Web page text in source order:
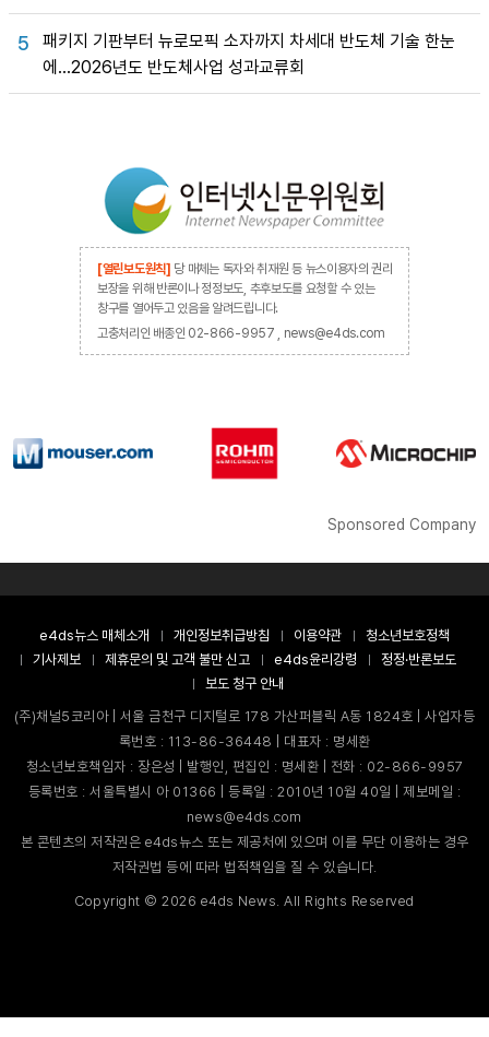
5
패키지 기판부터 뉴로모픽 소자까지 차세대 반도체 기술 한눈
에…2026년도 반도체사업 성과교류회
[열린보도원칙] 당 매체는 독자와 취재원 등 뉴스이용자의 권리
보장을 위해 반론이나 정정보도, 추후보도를 요청할 수 있는
창구를 열어두고 있음을 알려드립니다.
고충처리인 배종인 02-866-9957 , news@e4ds.com
Sponsored Company
e4ds뉴스 매체소개 개인정보취급방침 이용약관
청소년보호정책
기사제보
제휴문의 및 고객 불만 신고 e4ds윤리강령
정정·반론보도
보도 청구 안내
(주)채널5코리아 | 서울 금천구 디지털로 178 가산퍼블릭 A동 1824호 | 사업자등
록번호 : 113-86-36448 | 대표자 : 명세환
청소년보호책임자 : 장은성 | 발행인, 편집인 : 명세환 | 전화 : 02-866-9957
등록번호 : 서울특별시 아 01366 | 등록일 : 2010년 10월 40일 | 제보메일 :
news@e4ds.com
본 콘텐츠의 저작권은 e4ds뉴스 또는 제공처에 있으며 이를 무단 이용하는 경우
저작권법 등에 따라 법적책임을 질 수 있습니다.
Copyright ©2026 e4ds News. All Rights Reserved